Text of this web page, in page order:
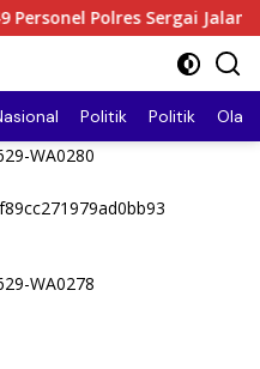
Polres Sergai Jalani
Politik Politik